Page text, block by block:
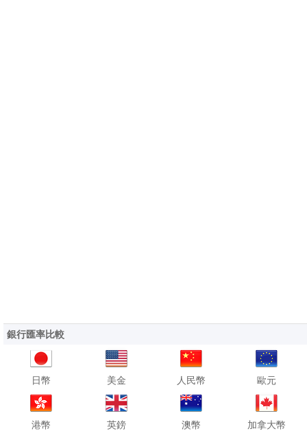
銀行匯率比較
日幣 美金 人民幣 歐元
港幣 英鎊 澳幣 加拿大幣